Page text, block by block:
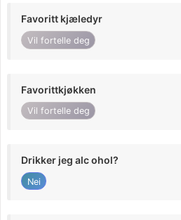
Favoritt kjæledyr
Vil fortelle deg
Favorittkjøkken
Vil fortelle deg
Drikker jeg alc ohol?
Nei